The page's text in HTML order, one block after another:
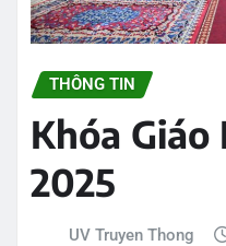
THÔNG TIN
Khóa
2025
UV Truyen Thong